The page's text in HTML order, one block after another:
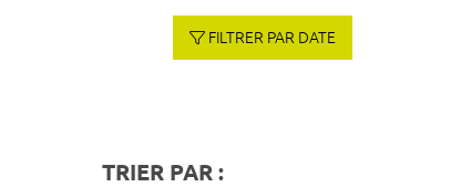
FILTRER PAR DATE
TRIER PAR :